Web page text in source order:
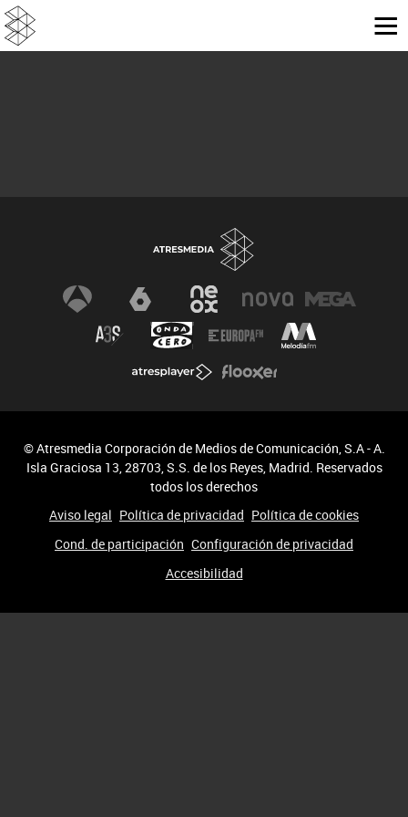
© Atresmedia Corporación de Medios de Comunicación, S.A - A.
Isla Graciosa 13, 28703, S.S. de los Reyes, Madrid. Reservados
todos los derechos
Aviso legal Política de privacidad Política de cookies
Cond. de participación Configuración de privacidad
Accesibilidad